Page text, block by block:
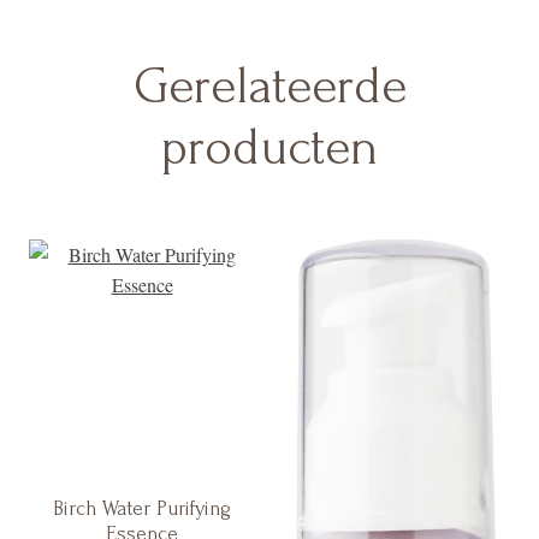
Gerelateerde
producten
Birch Water Purifying
Essence